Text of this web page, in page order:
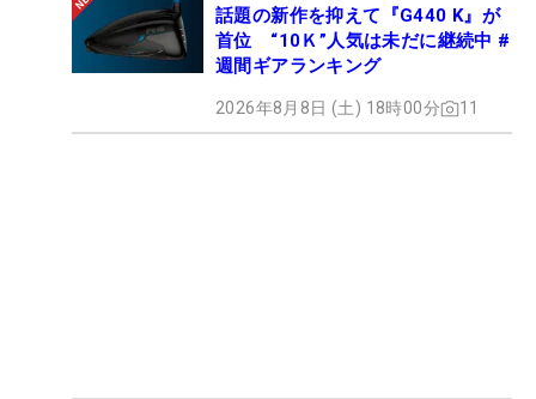
話題の新作を抑えて『G440 K』が
首位 “10Ｋ”人気は未だに継続中 #
週間ギアランキング
2026年8月8日 (土) 18時00分 11